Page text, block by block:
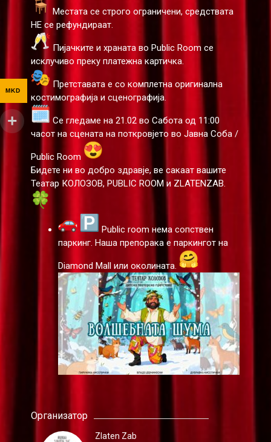
Местата сe строго ограничени, средствата
НЕ се рефундираат.
Пијачките и храната во Public Room се
исклучиво преку платежна картичка.
Претставата е со комплетна оригинална
костимографија и сценографија.
Се гледаме на 21.02 во Сабота од 11:00
часот на сцената на поткровјето во Јавна Соба /
Public Room
Бидете ни во добро здравје, ве сакаат вашите
Театар КОЛОЗОВ, PUBLIC ROOM и ZLATENZAB.
Public room нема сопствен
паркинг. Наша препорака е паркингот на
Diamond Mall или околината.
Организатор
Zlaten Zab
MKD